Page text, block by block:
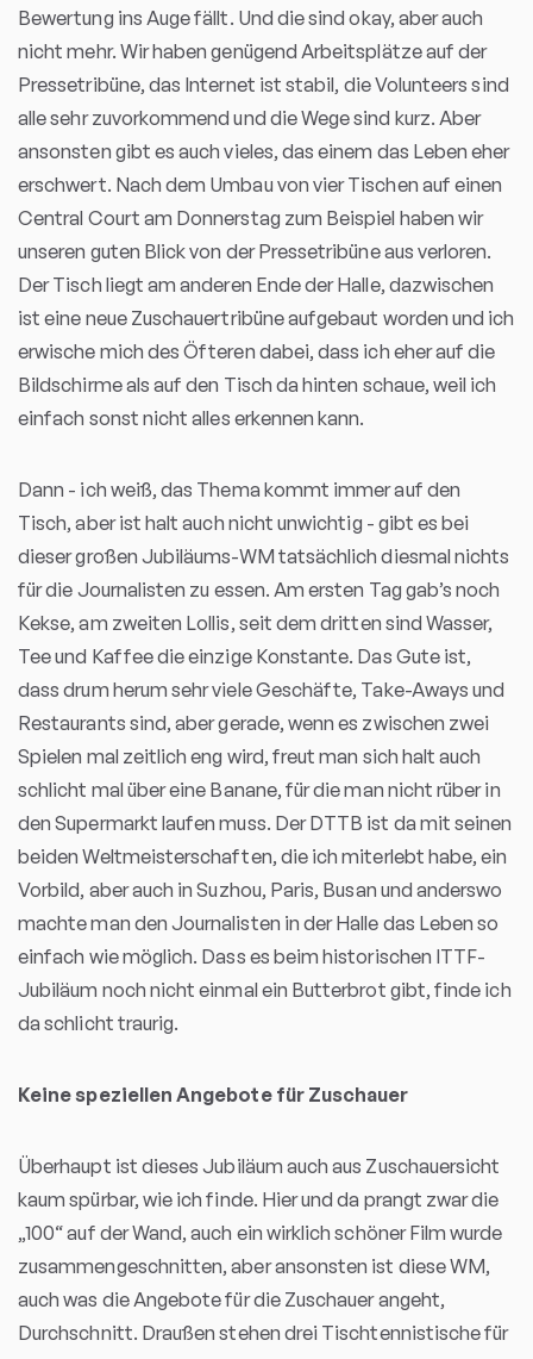
Bewertung ins Auge fällt. Und die sind okay, aber auch
nicht mehr. Wir haben genügend Arbeitsplätze auf der
Pressetribüne, das Internet ist stabil, die Volunteers sind
alle sehr zuvorkommend und die Wege sind kurz. Aber
ansonsten gibt es auch vieles, das einem das Leben eher
erschwert. Nach dem Umbau von vier Tischen auf einen
Central Court am Donnerstag zum Beispiel haben wir
unseren guten Blick von der Pressetribüne aus verloren.
Der Tisch liegt am anderen Ende der Halle, dazwischen
ist eine neue Zuschauertribüne aufgebaut worden und ich
erwische mich des Öfteren dabei, dass ich eher auf die
Bildschirme als auf den Tisch da hinten schaue, weil ich
einfach sonst nicht alles erkennen kann.
Dann - ich weiß, das Thema kommt immer auf den
Tisch, aber ist halt auch nicht unwichtig - gibt es bei
dieser großen Jubiläums-WM tatsächlich diesmal nichts
für die Journalisten zu essen. Am ersten Tag gab’s noch
Kekse, am zweiten Lollis, seit dem dritten sind Wasser,
Tee und Kaffee die einzige Konstante. Das Gute ist,
dass drum herum sehr viele Geschäfte, Take-Aways und
Restaurants sind, aber gerade, wenn es zwischen zwei
Spielen mal zeitlich eng wird, freut man sich halt auch
schlicht mal über eine Banane, für die man nicht rüber in
den Supermarkt laufen muss. Der DTTB ist da mit seinen
beiden Weltmeisterschaften, die ich miterlebt habe, ein
Vorbild, aber auch in Suzhou, Paris, Busan und anderswo
machte man den Journalisten in der Halle das Leben so
einfach wie möglich. Dass es beim historischen ITTF-
Jubiläum noch nicht einmal ein Butterbrot gibt, finde ich
da schlicht traurig.
Keine speziellen Angebote für Zuschauer
Überhaupt ist dieses Jubiläum auch aus Zuschauersicht
kaum spürbar, wie ich finde. Hier und da prangt zwar die
„100“ auf der Wand, auch ein wirklich schöner Film wurde
zusammengeschnitten, aber ansonsten ist diese WM,
auch was die Angebote für die Zuschauer angeht,
Durchschnitt. Draußen stehen drei Tischtennistische für